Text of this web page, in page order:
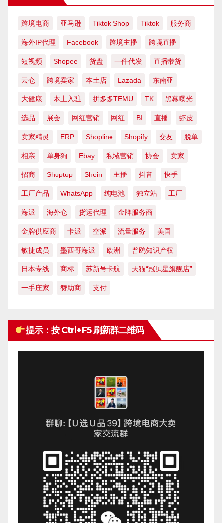
跨境电商 亚马逊 Tiktok Shop Tiktok 服务商
海外IP代理 Facebook 跨境主播 跨境直播
短视频 Shopee 货盘 一件代发 直播带货
云仓 跨境卖家 本土店 Lazada 东南亚
大健康 本土入驻 拼多多TEMU TK 黑幕曝光
选品 展会 网红营销 网红 BI 直播 虾皮
卖家精灵 ERP Shopline Shopify 交友 脱单
相亲 单身狗 Ebay 私域营销 协会 卖家
招商 Shoptop Shein 主播 抖音 快手
工厂产品 WhatsApp 纯电池 独立站 工厂
海派 海外仓 货运代理 金牌服务商
金牌供应商 卡派 空派 流量服务 美国
敏捷成员 墨西哥海派 欧洲 普鸥知识产权
日本专线 商标 苏新号卡航 天猫“冠贝星旗舰店”
一手庄家 赞助商 支付
提示：按 Ctrl+F5 刷新群二维码